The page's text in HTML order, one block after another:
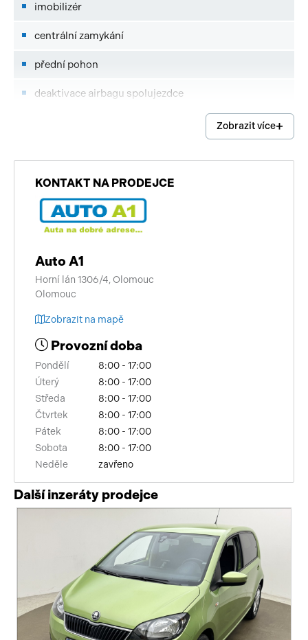
imobilizér
centrální zamykání
přední pohon
deaktivace airbagu spolujezdce
airbag řidiče
dojezdové rezervní kolo
bluetooth
palubní počítač
USB
autorádio
multifunkční volant
nastavitelný volant
el. okna
centrál dálkový
Zobrazit více
KONTAKT NA PRODEJCE
Auto A1
Horní lán 1306/4, Olomouc
Olomouc
Zobrazit na mapě
Provozní doba
Pondělí
8:00 - 17:00
Úterý
8:00 - 17:00
Středa
8:00 - 17:00
Čtvrtek
8:00 - 17:00
Pátek
8:00 - 17:00
Sobota
8:00 - 17:00
Neděle
zavřeno
Další inzeráty prodejce